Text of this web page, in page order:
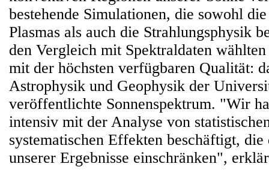
bestehende Simulationen, die sowohl
Plasmas als auch die Strahlungsphysik
den Vergleich mit Spektraldaten
mit der höchsten verfügbaren Qualität:
Astrophysik und Geophysik der
veröffentlichte Sonnenspektrum. "Wir
intensiv mit der Analyse von
systematischen Effekten beschäftigt,
unserer Ergebnisse einschränken",